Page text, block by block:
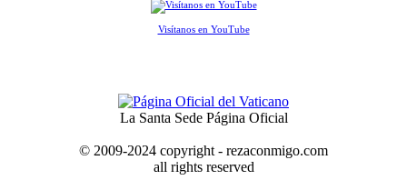
Visítanos en YouTube
La Santa Sede Página Oficial
© 2009-2024 copyright - rezaconmigo.com
all rights reserved